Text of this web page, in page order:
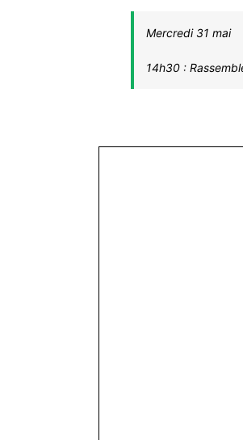
Mercredi 31 mai
14h30 :